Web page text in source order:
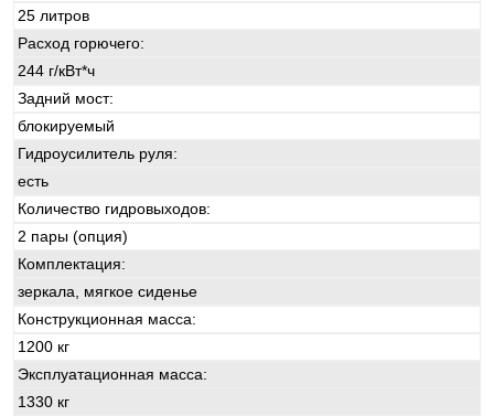
25 литров
Расход горючего:
244 г/кВт*ч
Задний мост:
блокируемый
Гидроусилитель руля:
есть
Количество гидровыходов:
2 пары (опция)
Комплектация:
зеркала, мягкое сиденье
Конструкционная масса:
1200 кг
Эксплуатационная масса:
1330 кг